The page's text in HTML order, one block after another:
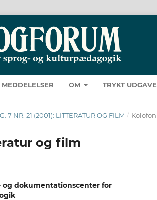
MEDDELELSER OM TRYKT UDGAVE
7 NR. 21 (2001): LITTERATUR OG FILM / Kolofon
og film
og dokumentationscenter for